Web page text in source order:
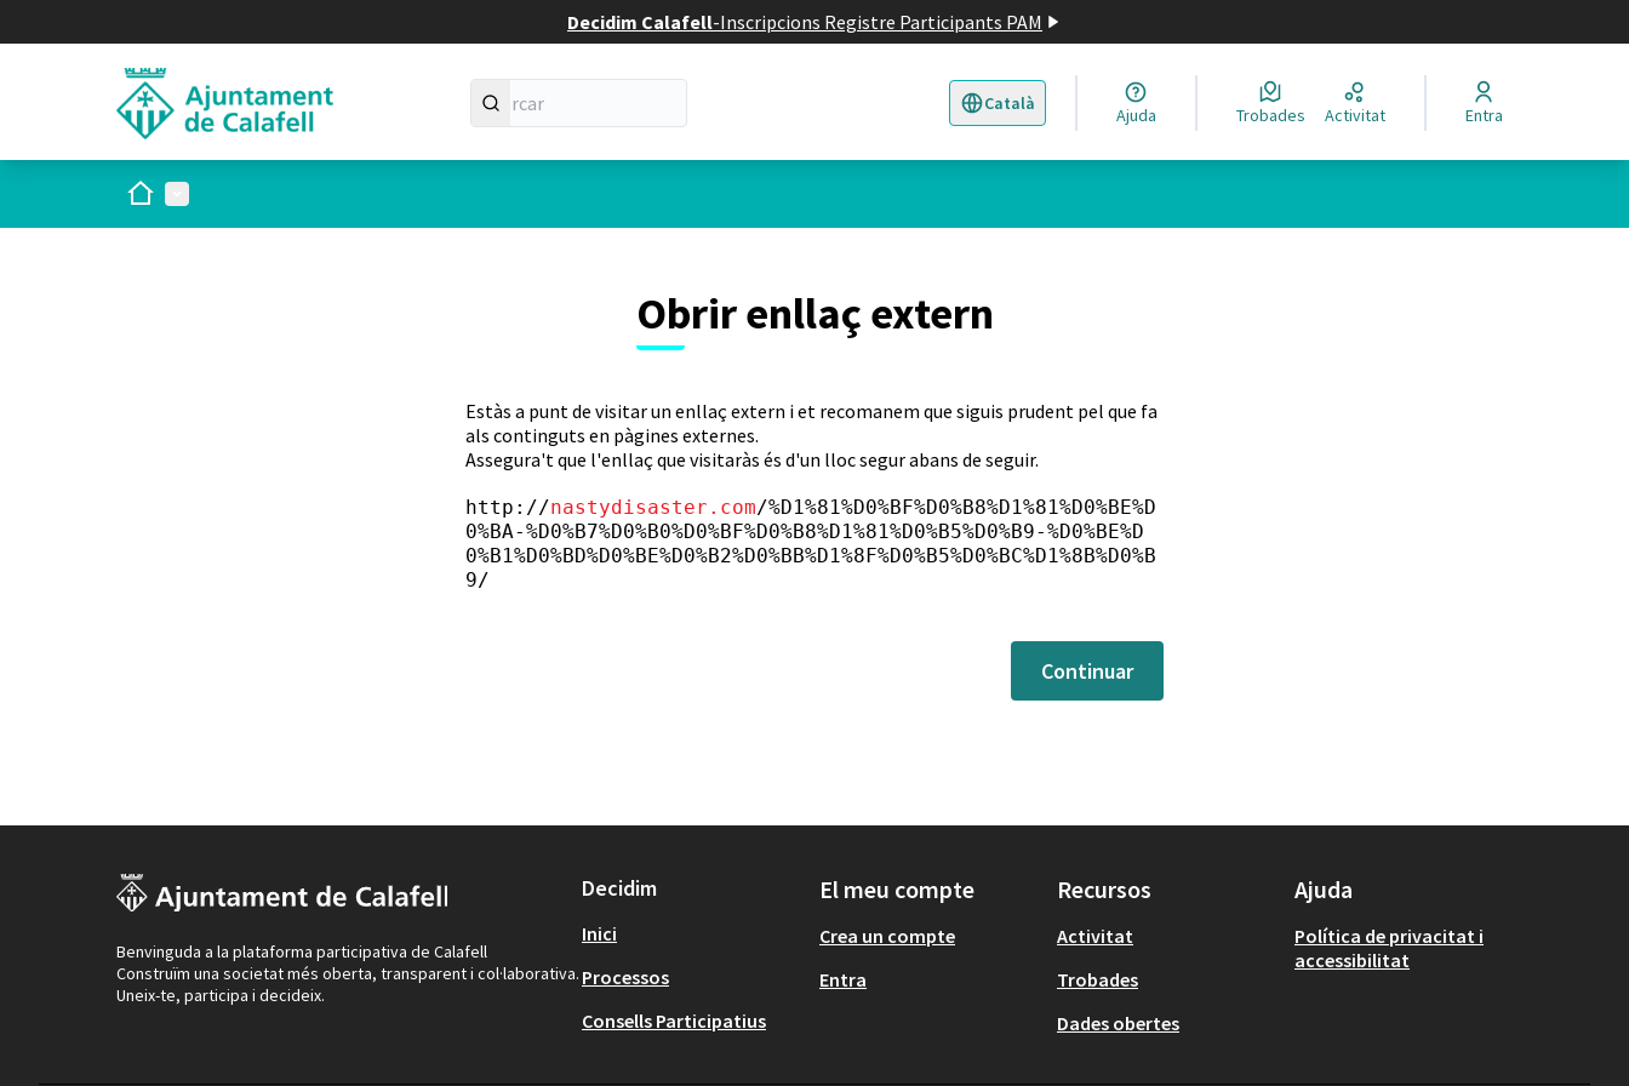
Decidim Calafell-Inscripcions Registre Participants PAM
Català
Triar la llengua Elegir el idioma
Ajuda Trobades Activitat Entra
Inici Menú principal
Obrir enllaç extern
Estàs a punt de visitar un enllaç extern i et recomanem que siguis prudent pel que fa
als continguts en pàgines externes.
Assegura't que l'enllaç que visitaràs és d'un lloc segur abans de seguir.
http://nastydisaster.com/%D1%81%D0%BF%D0%B8%D1%81%D0%BE%D
0%BA-%D0%B7%D0%B0%D0%BF%D0%B8%D1%81%D0%B5%D0%B9-%D0%BE%D
0%B1%D0%BD%D0%BE%D0%B2%D0%BB%D1%8F%D0%B5%D0%BC%D1%8B%D0%B
9/
Continuar
Benvinguda a la plataforma participativa de Calafell
Construïm una societat més oberta, transparent i col·laborativa.
Uneix-te, participa i decideix.
Decidim
Inici
Processos
Consells Participatius
El meu compte
Crea un compte
Entra
Recursos
Activitat
Trobades
Dades obertes
Ajuda
Política de privacitat i
accessibilitat